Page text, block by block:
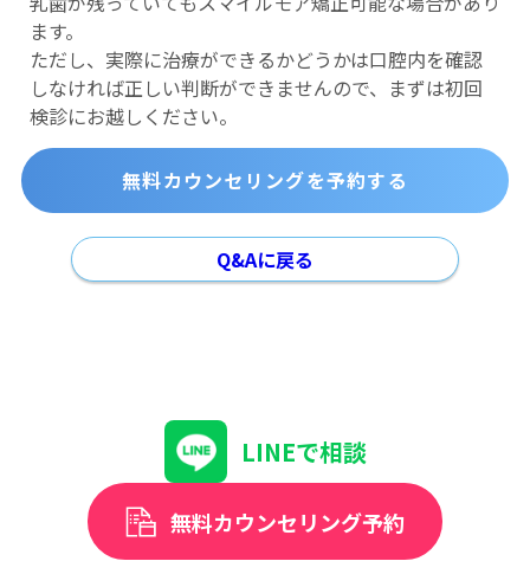
ます。
ただし、実際に治療ができるかどうかは口腔内を確認
しなければ正しい判断ができませんので、まずは初回
検診にお越しください。
無料カウンセリングを予約する
Q&Aに戻る
LINEで相談
無料カウンセリング予約